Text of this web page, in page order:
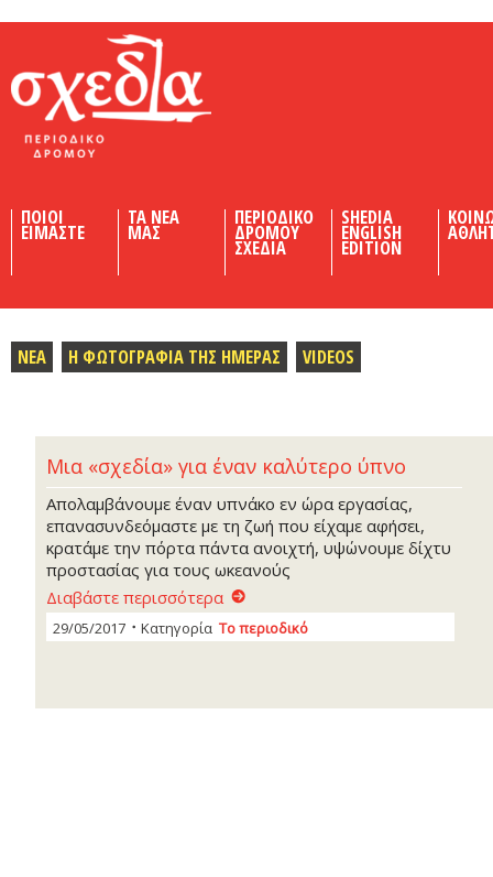
ΠΟΙΟΙ
ΕΙΜΑΣΤΕ
ΤΑ ΝΕΑ
ΜΑΣ
ΠΕΡΙΟΔΙΚΟ
ΔΡΟΜΟΥ
ΣΧΕΔΙΑ
SHEDIA
ENGLISH
EDITION
ΝΕΑ Η ΦΩΤΟΓΡΑΦΙΑ ΤΗΣ ΗΜΕΡΑΣ VIDEOS
Μια «σχεδία» για έναν καλύτερο ύπνο
Απολαμβάνουμε έναν υπνάκο εν ώρα εργασίας,
επανασυνδεόμαστε με τη ζωή που είχαμε αφήσει,
κρατάμε την πόρτα πάντα ανοιχτή, υψώνουμε δίχτυ
προστασίας για τους ωκεανούς
Διαβάστε περισσότερα
29/05/2017 Κατηγορία Το περιοδικό